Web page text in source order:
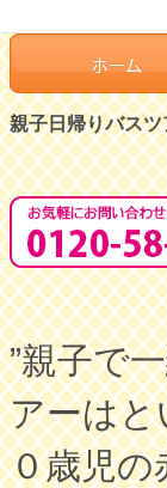
親子日帰りバス
”親子で
アーは
０歳児の